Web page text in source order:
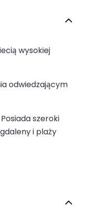
wysokiej
odwiedzającym
szeroki
i plaży